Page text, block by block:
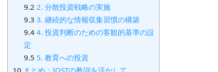
9.2 2. 分散投資戦略の実施
9.3 3. 継続的な情報収集習慣の構築
9.44. 投資判断のための客観的基準の設
定
9.5 5. 教育への投資